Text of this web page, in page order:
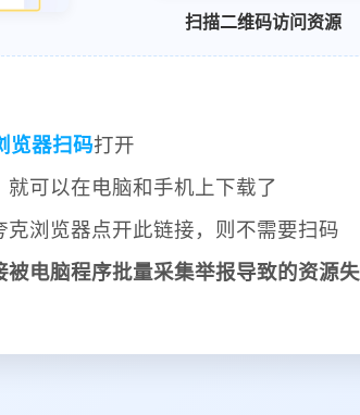
扫描二维码访问资源
览器扫码打开
就可以在电脑和手机上下载了
克浏览器点开此链接，则不需要扫码
被电脑程序批量采集举报导致的资源